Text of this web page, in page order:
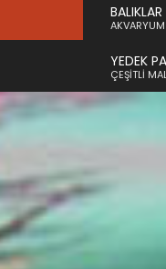
BALIKLAR
YEDEK
ÇEŞITLI